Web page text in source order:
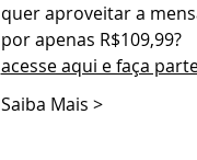
quer aproveitar a
por apenas R$109,99?
acesse aqui e faça parte
Saiba Mais >